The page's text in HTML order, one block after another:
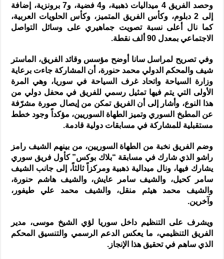
وحصد الفريق 4 ميداليات ذهبية، و4 فضية، و7 برونزية، إضافة
إلى 2 دبلوم، وكأس الفريق المتميز، وكأس الحلويات العربية،
كما نال أعلى نسبة تصويت جماهيري على وسائل التواصل
الاجتماعي بمعدل 90 ألف نقطة.
وفي تصريح لمراسل سانا أوضح مؤسس وقائد الفريق، الماستر
شيف والمحكم الدولي محمد حنورة، أن المشاركة جاءت برعاية
وزارة السياحة واتحاد غرف السياحة في سوريا، وهي المرة
الأولى التي يتم فيها تمثيل رسمي للفريق في محفل دولي من
هذا النوع، وأشار إلى أن الفريق تمكن من إيصال صورة مشرّفة
عن المطبخ السوري وتميز الطهاة السوريين، مؤكداً وجود خطط
مستقبلية للمشاركة في مسابقات دولية قادمة.
وضم الفريق نخبة من الطهاة السوريين، من بينهم الشيف رامز
راشو الذي شارك في مسابقة “بلاك بوكس” كأول فريق سوري
يشارك فيها، ونال ميدالية ذهبية ومركزاً ثالثاً، إلى جانب الشيف
سامر كحيل، والشيف سامر عايش، والشيف هاشم حنورة،
والشيف محمد هيثم منقل، والشيف محمد علي طيفور،
وآخرين.
ويشرف على التنظيم داخل سوريا لؤي الشيخ موسى، مدير
الفريق التنظيمي، ما يعكس الدعم الرسمي والتنسيق المحكم
الذي ساهم في تحقيق هذا الإنجاز.